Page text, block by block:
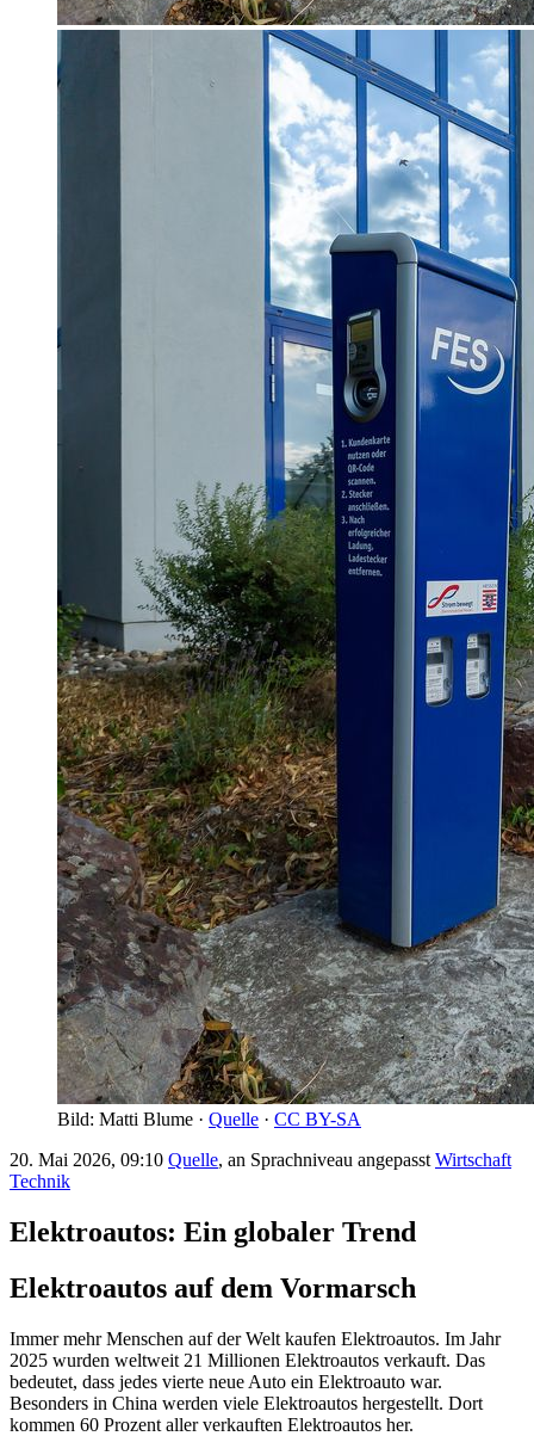
Bild: Matti Blume · Quelle · CC BY-SA
20. Mai 2026, 09:10 Quelle, an Sprachniveau angepasst Wirtschaft
Technik
Elektroautos: Ein globaler Trend
Elektroautos auf dem Vormarsch
Immer mehr Menschen auf der Welt kaufen Elektroautos. Im Jahr
2025 wurden weltweit 21 Millionen Elektroautos verkauft. Das
bedeutet, dass jedes vierte neue Auto ein Elektroauto war.
Besonders in China werden viele Elektroautos hergestellt. Dort
kommen 60 Prozent aller verkauften Elektroautos her.